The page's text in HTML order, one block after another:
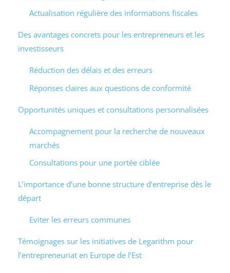
Actualisation régulière des informations fiscales
Des avantages concrets pour les entrepreneurs et les
investisseurs
Réduction des délais et des erreurs
Réponses claires aux questions de conformité
Opportunités uniques et consultations personnalisées
Accompagnement pour la recherche de nouveaux
marchés
Consultations pour une portée ciblée
L’importance d’une bonne structure d’entreprise dès le
départ
Eviter les erreurs communes
Témoignages sur les initiatives de Legarithm pour
l’entrepreneuriat en Europe de l’Est